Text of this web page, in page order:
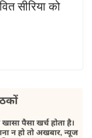
सीरिया को